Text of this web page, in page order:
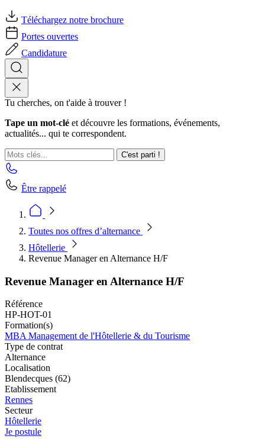
Téléchargez notre brochure
Portes ouvertes
Candidature
Tu cherches, on t'aide à trouver !
Tape un mot-clé et découvre les formations, événements,
actualités... qui te correspondent.
C'est parti !
Être rappelé
Toutes nos offres d’alternance
Hôtellerie
Revenue Manager en Alternance H/F
Revenue Manager en Alternance H/F
Référence
HP-HOT-01
Formation(s)
MBA Management de l'Hôtellerie & du Tourisme
Type de contrat
Alternance
Localisation
Blendecques (62)
Etablissement
Rennes
Secteur
Hôtellerie
Je postule